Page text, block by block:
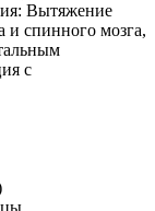
Вытяжение
и спинного мозга,
с